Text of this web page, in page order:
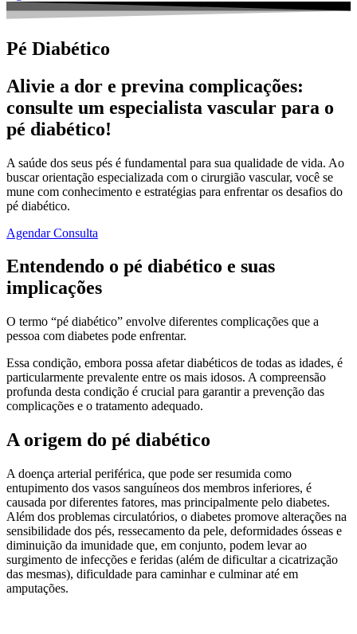
Pé Diabético
Alivie a dor e previna complicações:
consulte um especialista vascular para o
pé diabético!
A saúde dos seus pés é fundamental para sua qualidade de vida. Ao
buscar orientação especializada com o cirurgião vascular, você se
mune com conhecimento e estratégias para enfrentar os desafios do
pé diabético.
Agendar Consulta
Entendendo o pé diabético e suas
implicações
O termo “pé diabético” envolve diferentes complicações que a
pessoa com diabetes pode enfrentar.
Essa condição, embora possa afetar diabéticos de todas as idades, é
particularmente prevalente entre os mais idosos. A compreensão
profunda desta condição é crucial para garantir a prevenção das
complicações e o tratamento adequado.
A origem do pé diabético
A doença arterial periférica, que pode ser resumida como
entupimento dos vasos sanguíneos dos membros inferiores, é
causada por diferentes fatores, mas principalmente pelo diabetes.
Além dos problemas circulatórios, o diabetes promove alterações na
sensibilidade dos pés, ressecamento da pele, deformidades ósseas e
diminuição da imunidade que, em conjunto, podem levar ao
surgimento de infecções e feridas (além de dificultar a cicatrização
das mesmas), dificuldade para caminhar e culminar até em
amputações.